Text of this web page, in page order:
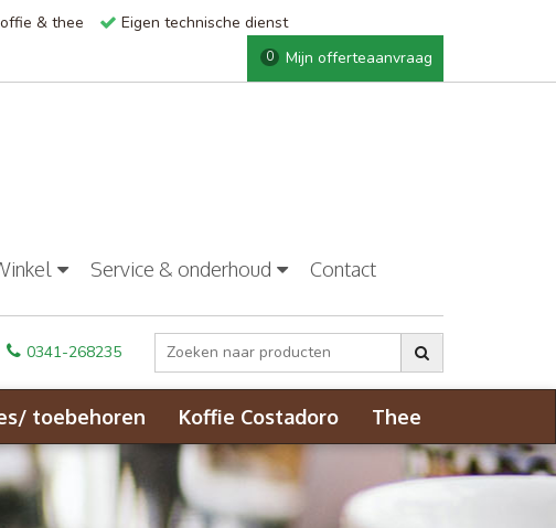
& thee Eigen technische dienst
0 Mijn offerteaanvraag
Service & onderhoud Contact
0341-268235
toebehoren Koffie Costadoro Thee